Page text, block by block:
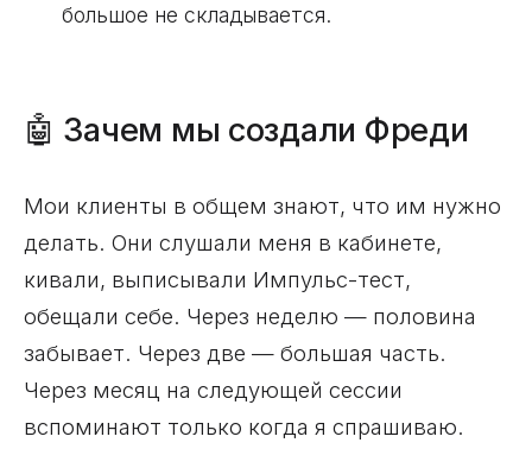
большое не складывается.
🤖 Зачем мы создали Фреди
Мои клиенты в общем знают, что им нужно
делать. Они слушали меня в кабинете,
кивали, выписывали Импульс-тест,
обещали себе. Через неделю — половина
забывает. Через две — большая часть.
Через месяц на следующей сессии
вспоминают только когда я спрашиваю.